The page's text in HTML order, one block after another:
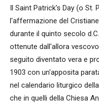
Il Saint Patrick's Day (o St.
l'affermazione del
durante il quinto secolo
ottenute dall'allora
seguito diventato vera e
1903 con un'apposita
nel calendario liturgico
che in quelli della Chiesa